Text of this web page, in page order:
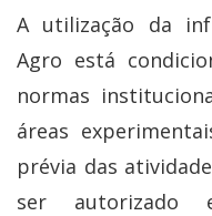
A utilização da
Agro está
normas
áreas
prévia das
ser autorizado